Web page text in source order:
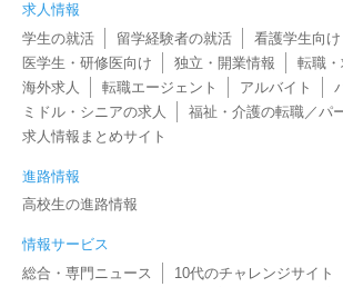
求人情報
学生の就活
留学経験者の就活
看護学生向け
医学生・研修医向け
独立・開業情報
転職
海外求人
転職エージェント アルバイト
ミドル・シニアの求人
福祉・介護の転職／パ
求人情報まとめサイト
進路情報
高校生の進路情報
情報サービス
総合・専門ニュース
10代のチャレンジサイト